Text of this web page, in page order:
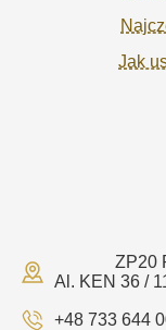
Jak
ZP20
Al. KEN 36 /
+48 733 644